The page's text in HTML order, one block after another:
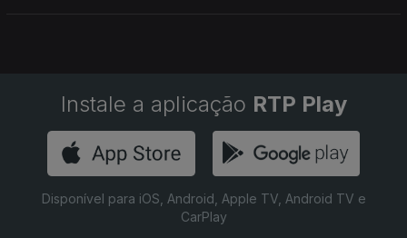
Instale a aplicação RTP Play
Disponível para iOS, Android, Apple TV, Android TV e
CarPlay